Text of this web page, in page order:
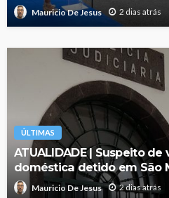
Mauricio De Jesus 2 dias atrás
ÚLTIMAS
ATUALIDADE | Suspeito
doméstica detido em São
Mauricio De Jesus 2 dias atrás